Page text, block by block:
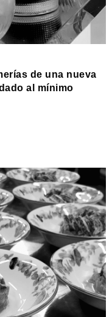
de una nueva
al mínimo